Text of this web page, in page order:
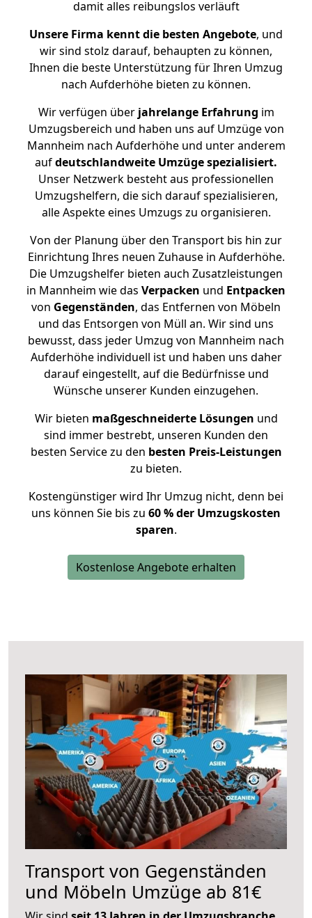
damit alles reibungslos verläuft
Unsere Firma kennt die besten Angebote, und
wir sind stolz darauf, behaupten zu können,
Ihnen die beste Unterstützung für Ihren Umzug
nach Aufderhöhe bieten zu können.
Wir verfügen überjahrelange Erfahrung im
Umzugsbereich und haben uns auf Umzüge von
Mannheim nach Aufderhöhe und unter anderem
aufdeutschlandweite Umzüge spezialisiert.
Unser Netzwerk besteht aus professionellen
Umzugshelfern, die sich darauf spezialisieren,
alle Aspekte eines Umzugs zu organisieren.
Von der Planung über den Transport bis hin zur
Einrichtung Ihres neuen Zuhause in Aufderhöhe.
Die Umzugshelfer bieten auch Zusatzleistungen
in Mannheim wie das Verpacken und Entpacken
von Gegenständen, das Entfernen von Möbeln
und das Entsorgen von Müll an. Wir sind uns
bewusst, dass jeder Umzug von Mannheim nach
Aufderhöhe individuell ist und haben uns daher
darauf eingestellt, auf die Bedürfnisse und
Wünsche unserer Kunden einzugehen.
Wir bieten maßgeschneiderte Lösungen und
sind immer bestrebt, unseren Kunden den
besten Service zu den besten Preis-Leistungen
zu bieten.
Kostengünstiger wird Ihr Umzug nicht, denn bei
uns können Sie bis zu 60 % der Umzugskosten
sparen.
Kostenlose Angebote erhalten
Transport von Gegenständen
und Möbeln Umzüge ab 81€